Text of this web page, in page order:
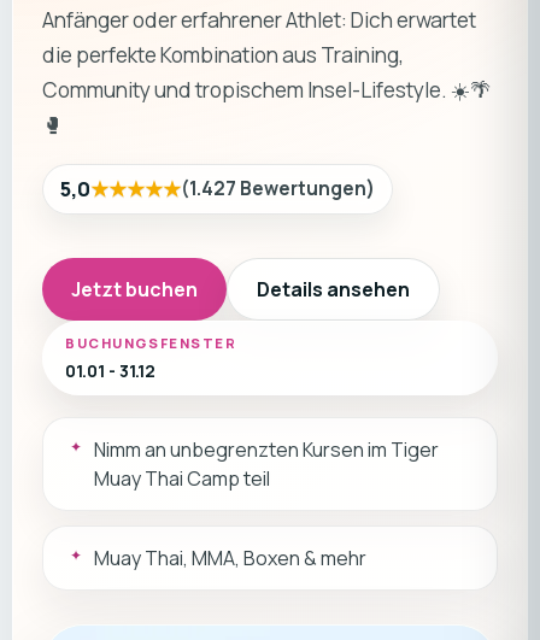
Anfänger oder erfahrener Athlet: Dich erwartet
die perfekte Kombination aus Training,
Community und tropischem Insel-Lifestyle. ☀️🌴
🥊
5,0★★★★★(1.427 Bewertungen)
Jetzt buchen Details ansehen
BUCHUNGSFENSTER
01.01 - 31.12
Nimm an unbegrenzten Kursen im Tiger
Muay Thai Camp teil
Muay Thai, MMA, Boxen & mehr